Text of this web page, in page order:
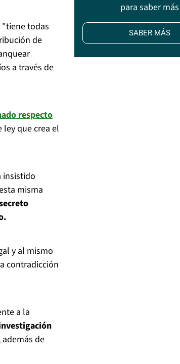
"tiene todas
de
a través de
respecto
que crea el
insistido
misma
y al mismo
contradicción
a la
de
para saber más
SABER MÁS